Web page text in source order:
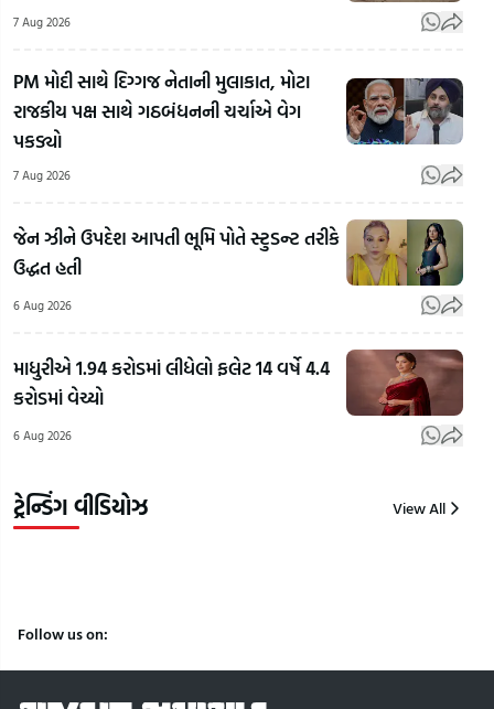
7 Aug 2026
PM મોદી સાથે દિગ્ગજ નેતાની મુલાકાત, મોટા
રાજકીય પક્ષ સાથે ગઠબંધનની ચર્ચાએ વેગ
પકડ્યો
7 Aug 2026
જેન ઝીને ઉપદેશ આપતી ભૂમિ પોતે સ્ટુડન્ટ તરીકે
ઉદ્ધત હતી
6 Aug 2026
માધુરીએ 1.94 કરોડમાં લીધેલો ફલેટ 14 વર્ષે 4.4
કરોડમાં વેચ્યો
6 Aug 2026
ટ્રેન્ડિંગ વીડિયોઝ View All
Bhilad
Highway
પર ઝડપાયો
લાખોનો
ઓરિસ્સાથી
મુંબઈ થઈ
તે પહેલાં જ
ત્રાટકી
8
ખેડૂતોની
Follow us on: